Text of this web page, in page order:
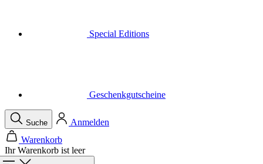
Special Editions
Geschenkgutscheine
Suche
Anmelden
Warenkorb
Ihr Warenkorb ist leer